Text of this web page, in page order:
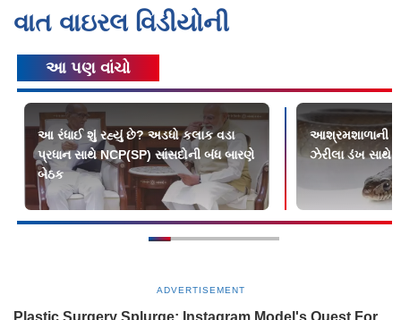
વાત વાઇરલ વિડીયોની
આ પણ વાંચો
આ રંધાઈ શું રહ્યું છે? અડધો કલાક વડા
પ્રધાન સાથે NCP(SP) સાંસદોની બંધ બારણે
બેઠક
આશ્રમશાળાની
ઝેરીલા ડંખ સાથે
ADVERTISEMENT